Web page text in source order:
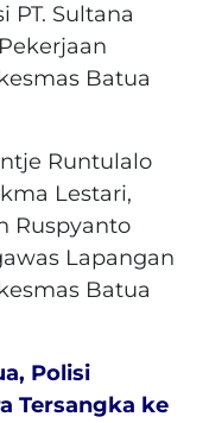
PT. Sultana
Batua
Runtulalo
Lestari,
Ruspyanto
Lapangan
Batua
Polisi
Tersangka ke